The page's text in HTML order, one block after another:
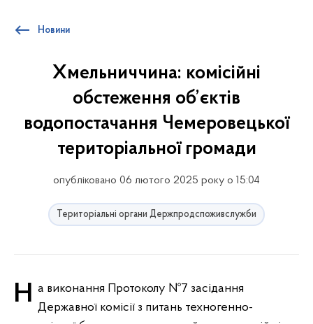
Новини
Хмельниччина: комісійні
обстеження об’єктів
водопостачання Чемеровецької
територіальної громади
опубліковано 06 лютого 2025 року о 15:04
Територіальні органи Держпродспоживслужби
На виконання Протоколу №7 засідання Державної комісії з питань техногенно-